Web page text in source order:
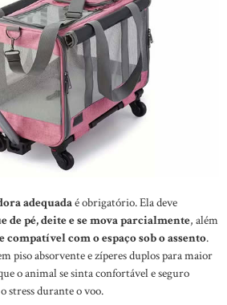
adequadaé obrigatório. Ela deve
de pé, deite e se mova parcialmente, além
compatível com o espaço sob o assento.
piso absorvente e zíperes duplos para maior
o animal se sinta confortável e seguro
stress durante o voo.